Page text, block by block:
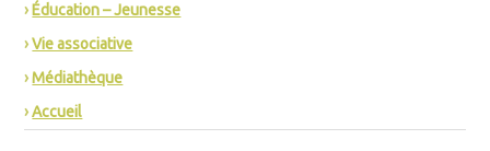
Éducation – Jeunesse
Vie associative
Médiathèque
Accueil